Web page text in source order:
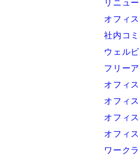
リニュ
オフィ
社内コ
ウェル
フリー
オフィ
オフィ
オフィ
オフィ
ワーク